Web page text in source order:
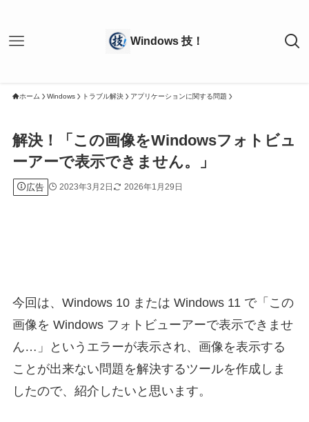
ホーム Windows トラブル解決 アプリケーションに関する問題
解決！「この画像をWindowsフォトビュ
ーアーで表示できません。」
広告 2023年3月2日 2026年1月29日
今回は、Windows 10 または Windows 11 で「この
画像を Windows フォトビューアーで表示できませ
ん…」というエラーが表示され、画像を表示する
ことが出来ない問題を解決するツールを作成しま
したので、紹介したいと思います。